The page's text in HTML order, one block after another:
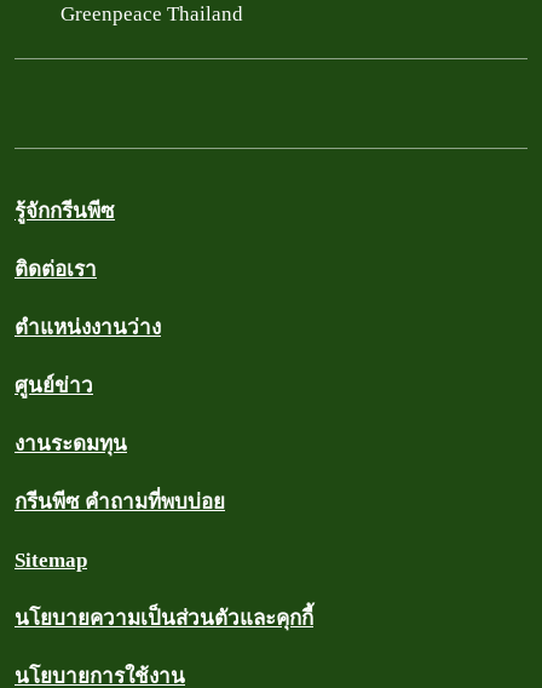
Greenpeace Thailand
รู้จักกรีนพีซ
ติดต่อเรา
ตำแหน่งงานว่าง
ศูนย์ข่าว
งานระดมทุน
กรีนพีซ คำถามที่พบบ่อย
Sitemap
นโยบายความเป็นส่วนตัวและคุกกี้
นโยบายการใช้งาน